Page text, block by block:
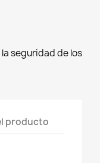
seguridad de los
producto